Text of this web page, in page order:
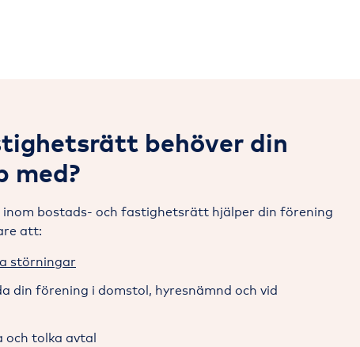
behöver din
med?
bostads- och fastighetsrätt hjälper din förening
att:
störningar
din förening i domstol, hyresnämnd och vid
tolka avtal